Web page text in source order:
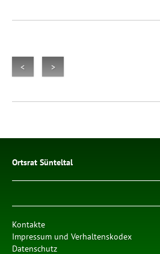
< >
Ortsrat Sünteltal
Kontakte
Impressum und Verhaltenskodex
Datenschutz